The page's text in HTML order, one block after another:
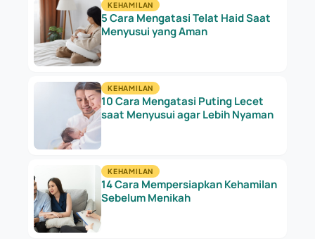
KEHAMILAN
5 Cara Mengatasi Telat Haid Saat
Menyusui yang Aman
KEHAMILAN
10 Cara Mengatasi Puting Lecet
saat Menyusui agar Lebih Nyaman
KEHAMILAN
14 Cara Mempersiapkan Kehamilan
Sebelum Menikah